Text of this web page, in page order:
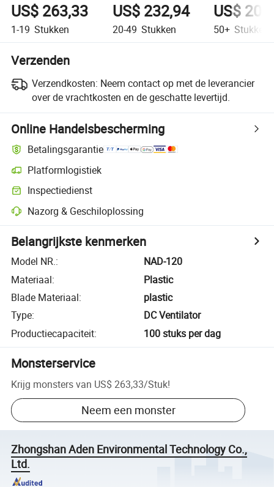
US$ 263,33
1-19 Stukken
US$ 232,94
20-49 Stukken
US$
50+ Stukken
Verzenden
Verzendkosten: Neem contact op met de leverancier
over de vrachtkosten en de geschatte levertijd.
Online Handelsbescherming
Betalingsgarantie
Platformlogistiek
Inspectiedienst
Nazorg & Geschiloplossing
Belangrijkste kenmerken
Model NR.:
NAD-120
Materiaal:
Plastic
Blade Materiaal:
plastic
Type:
DC Ventilator
Productiecapaciteit: 100 stuks per dag
Monsterservice
Krijg monsters van US$ 263,33/Stuk!
Neem een monster
Zhongshan Aden Environmental Technology Co.,
Ltd.